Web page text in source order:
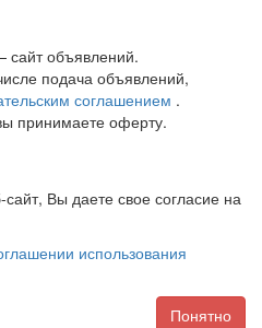
объявлений.
подача объявлений,
соглашением .
принимаете оферту.
Вы даете свое согласие на
использования
Понятно